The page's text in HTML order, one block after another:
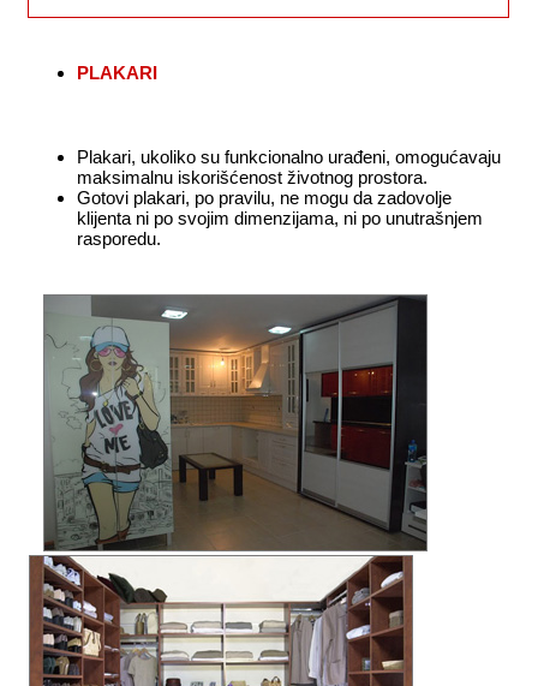
PLAKARI
Plakari, ukoliko su funkcionalno urađeni, omogućavaju
maksimalnu iskorišćenost životnog prostora.
Gotovi plakari, po pravilu, ne mogu da zadovolje
klijenta ni po svojim dimenzijama, ni po unutrašnjem
rasporedu.